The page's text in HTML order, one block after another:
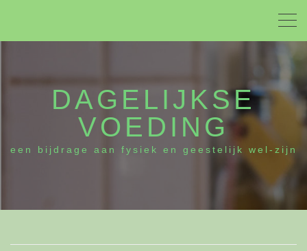
DAGELIJKSE
VOEDING
een bijdrage aan fysiek en geestelijk wel-zijn